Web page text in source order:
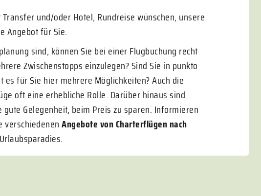
und/oder Hotel, Rundreise wünschen, unsere
Angebot für Sie.
sind, können Sie bei einer Flugbuchung recht
Zwischenstopps einzulegen? Sind Sie in punkto
für Sie hier mehrere Möglichkeiten? Auch die
oft eine erhebliche Rolle. Darüber hinaus sind
Gelegenheit, beim Preis zu sparen. Informieren
verschiedenenAngebote von Charterflügen nach